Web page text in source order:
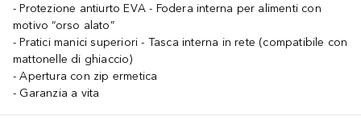
Protezione antiurto EVA - Fodera interna per alimenti con
motivo “orso alato”
Pratici manici superiori - Tasca interna in rete (compatibile con
mattonelle di ghiaccio)
Apertura con zip ermetica
Garanzia a vita